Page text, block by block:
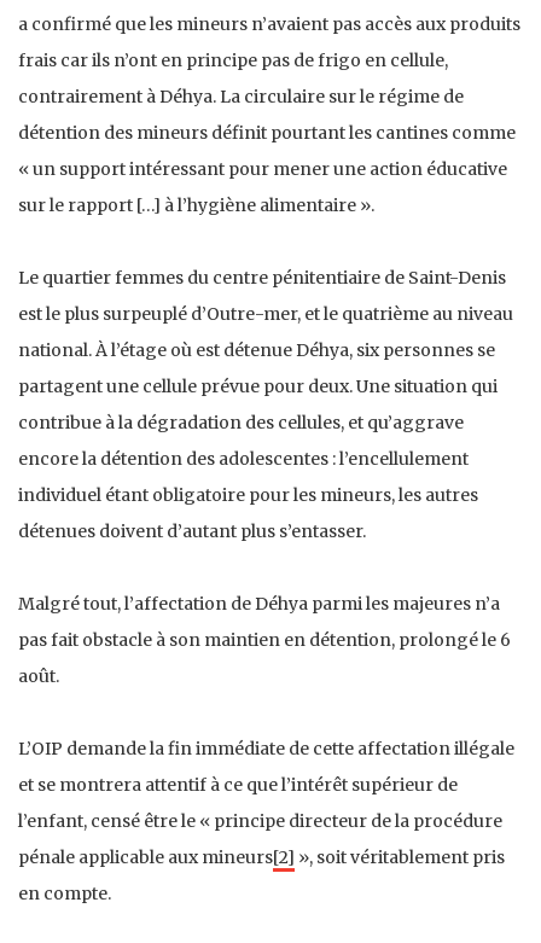
a confirmé que les mineurs n’avaient pas accès aux produits
frais car ils n’ont en principe pas de frigo en cellule,
contrairement à Déhya. La circulaire sur le régime de
détention des mineurs définit pourtant les cantines comme
« un support intéressant pour mener une action éducative
sur le rapport […] à l’hygiène alimentaire ».
Le quartier femmes du centre pénitentiaire de Saint-Denis
est le plus surpeuplé d’Outre-mer, et le quatrième au niveau
national. À l’étage où est détenue Déhya, six personnes se
partagent une cellule prévue pour deux. Une situation qui
contribue à la dégradation des cellules, et qu’aggrave
encore la détention des adolescentes : l’encellulement
individuel étant obligatoire pour les mineurs, les autres
détenues doivent d’autant plus s’entasser.
Malgré tout, l’affectation de Déhya parmi les majeures n’a
pas fait obstacle à son maintien en détention, prolongé le 6
août.
L’OIP demande la fin immédiate de cette affectation illégale
et se montrera attentif à ce que l’intérêt supérieur de
l’enfant, censé être le « principe directeur de la procédure
pénale applicable aux mineurs[2] », soit véritablement pris
en compte.